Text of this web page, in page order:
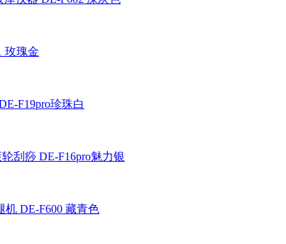
玫瑰金
F19pro珍珠白
刮痧 DE-F16pro魅力银
机 DE-F600 藏青色